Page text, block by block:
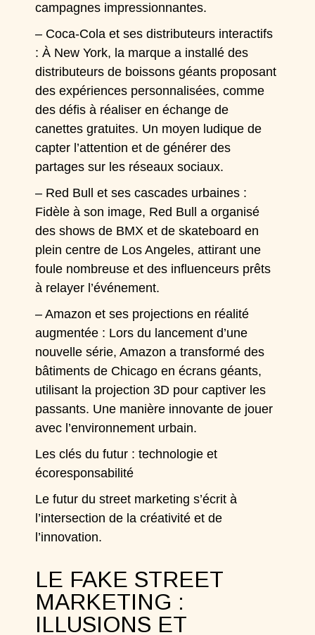
campagnes impressionnantes.
– Coca-Cola et ses distributeurs interactifs
: À New York, la marque a installé des
distributeurs de boissons géants proposant
des expériences personnalisées, comme
des défis à réaliser en échange de
canettes gratuites. Un moyen ludique de
capter l’attention et de générer des
partages sur les réseaux sociaux.
– Red Bull et ses cascades urbaines :
Fidèle à son image, Red Bull a organisé
des shows de BMX et de skateboard en
plein centre de Los Angeles, attirant une
foule nombreuse et des influenceurs prêts
à relayer l’événement.
– Amazon et ses projections en réalité
augmentée : Lors du lancement d’une
nouvelle série, Amazon a transformé des
bâtiments de Chicago en écrans géants,
utilisant la projection 3D pour captiver les
passants. Une manière innovante de jouer
avec l’environnement urbain.
Les clés du futur : technologie et
écoresponsabilité
Le futur du street marketing s’écrit à
l’intersection de la créativité et de
l’innovation.
LE FAKE STREET
MARKETING :
ILLUSIONS ET